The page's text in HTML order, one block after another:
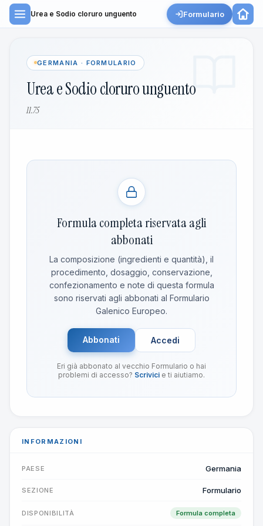
Urea e Sodio cloruro unguento Formulario
GERMANIA · FORMULARIO
Urea e Sodio cloruro unguento
11.75
Formula completa riservata agli
abbonati
La composizione (ingredienti e quantità), il
procedimento, dosaggio, conservazione,
confezionamento e note di questa formula
sono riservati agli abbonati al Formulario
Galenico Europeo.
Abbonati Accedi
Eri già abbonato al vecchio Formulario o hai
problemi di accesso? Scrivici e ti aiutiamo.
INFORMAZIONI
PAESE Germania
SEZIONE Formulario
DISPONIBILITÀ Formula completa